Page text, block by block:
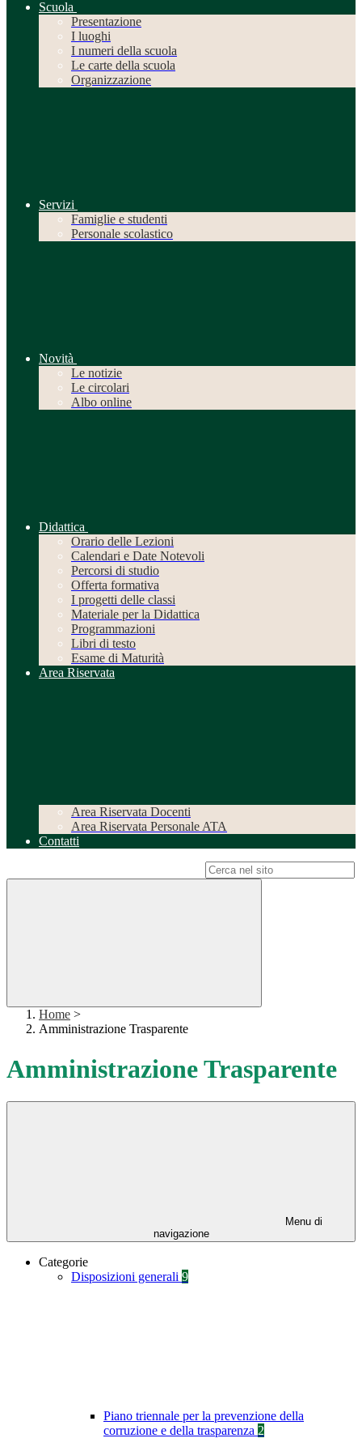
Scuola
Presentazione
I luoghi
I numeri della scuola
Le carte della scuola
Organizzazione
Servizi
Famiglie e studenti
Personale scolastico
Novità
Le notizie
Le circolari
Albo online
Didattica
Orario delle Lezioni
Calendari e Date Notevoli
Percorsi di studio
Offerta formativa
I progetti delle classi
Materiale per la Didattica
Programmazioni
Libri di testo
Esame di Maturità
Area Riservata
Area Riservata Docenti
Area Riservata Personale ATA
Contatti
Home >
Amministrazione Trasparente
Amministrazione Trasparente
Menu di
navigazione
Categorie
Disposizioni generali 9
Piano triennale per la prevenzione della
corruzione e della trasparenza 2